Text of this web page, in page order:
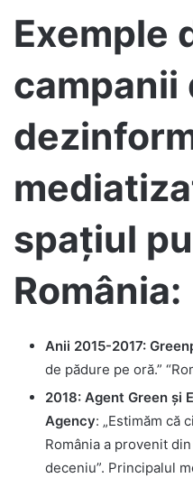
Exemple
campanii
spațiul
România:
Anii 2015-2017:
de pădure pe oră.”
2018: Agent Green și
Agency: „Estimăm că
România a provenit
deceniu”. Principalul